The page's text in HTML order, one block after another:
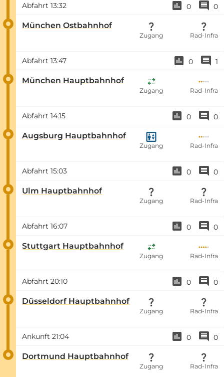
Abfahrt 13:32 0 0
München Ostbahnhof
Zugang Rad-Infra
Abfahrt 13:47 0 1
München Hauptbahnhof
Zugang Rad-Infra
Abfahrt 14:15 0 0
Augsburg Hauptbahnhof
Zugang Rad-Infra
Abfahrt 15:03 0 0
Ulm Hauptbahnhof
Zugang Rad-Infra
Abfahrt 16:07 0 0
Stuttgart Hauptbahnhof
Zugang Rad-Infra
Abfahrt 20:10 0 0
Düsseldorf Hauptbahnhof
Zugang Rad-Infra
Ankunft 21:04 0 0
Dortmund Hauptbahnhof
Zugang Rad-Infra